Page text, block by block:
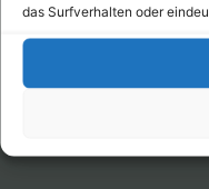
das Surfverhalten oder